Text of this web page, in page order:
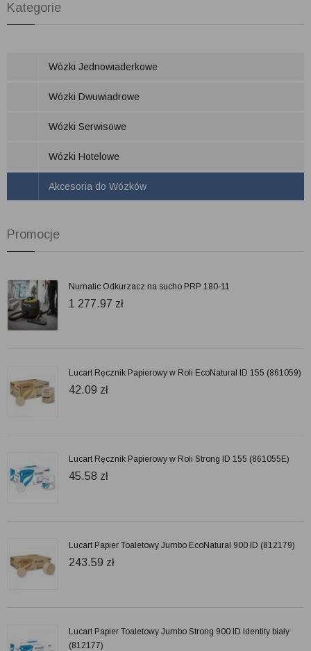
Kategorie
Wózki Jednowiaderkowe
Wózki Dwuwiadrowe
Wózki Serwisowe
Wózki Hotelowe
Akcesoria do Wózków
Promocje
Numatic Odkurzacz na sucho PRP 180-11
1 277.97 zł
Lucart Ręcznik Papierowy w Roli EcoNatural ID 155 (861059)
42.09 zł
Lucart Ręcznik Papierowy w Roli Strong ID 155 (861055E)
45.58 zł
Lucart Papier Toaletowy Jumbo EcoNatural 900 ID (812179)
243.59 zł
Lucart Papier Toaletowy Jumbo Strong 900 ID Identity biały
(812177)